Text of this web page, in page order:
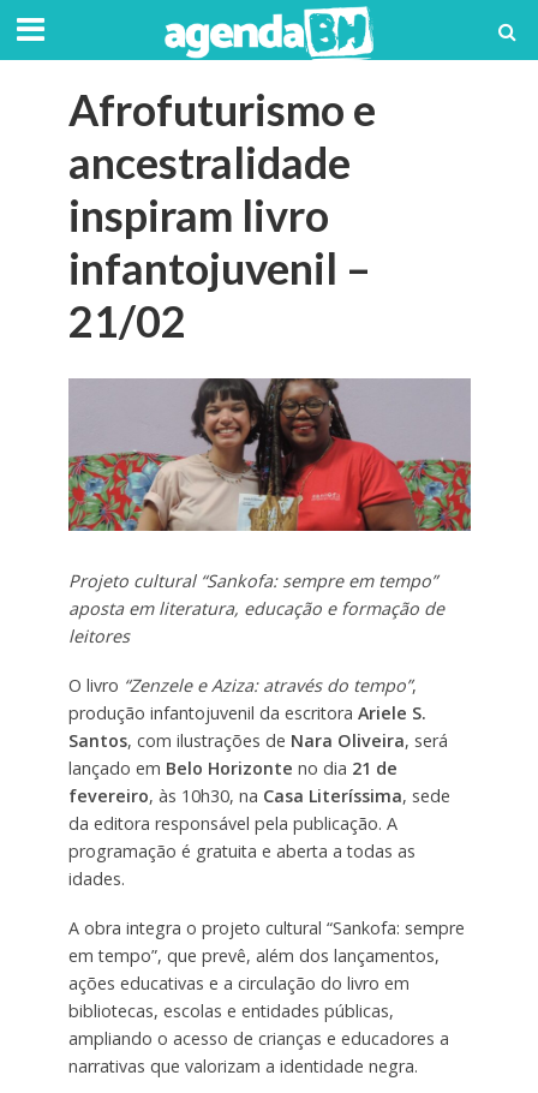
Afrofuturismo e
ancestralidade
inspiram livro
infantojuvenil –
21/02
Projeto cultural “Sankofa: sempre em tempo”
aposta em literatura, educação e formação de
leitores
O livro “Zenzele e Aziza: através do tempo”,
produção infantojuvenil da escritora Ariele S.
Santos, com ilustrações de Nara Oliveira, será
lançado em Belo Horizonte no dia 21 de
fevereiro, às 10h30, na Casa Literíssima, sede
da editora responsável pela publicação. A
programação é gratuita e aberta a todas as
idades.
A obra integra o projeto cultural “Sankofa: sempre
em tempo”, que prevê, além dos lançamentos,
ações educativas e a circulação do livro em
bibliotecas, escolas e entidades públicas,
ampliando o acesso de crianças e educadores a
narrativas que valorizam a identidade negra.